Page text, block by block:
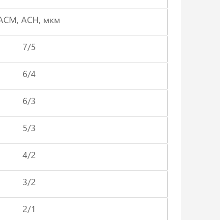
АСН, мкм
7/5
6/4
6/3
5/3
4/2
3/2
2/1